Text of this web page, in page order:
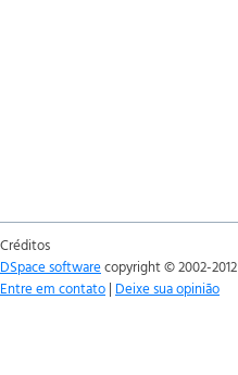
Créditos
DSpace softwarecopyright © 2002-2012
Entre em contato | Deixe sua opinião